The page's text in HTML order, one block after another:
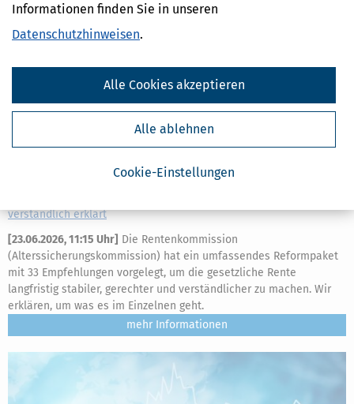
Informationen finden Sie in unseren
Datenschutzhinweisen.
Cookie-Einstellungen
Alle ablehnen
Alle Cookies akzeptieren
verständlich erklärt
[23.06.2026, 11:15 Uhr] Die Rentenkommission
(Alterssicherungskommission) hat ein umfassendes Reformpaket
mit 33 Empfehlungen vorgelegt, um die gesetzliche Rente
langfristig stabiler, gerechter und verständlicher zu machen. Wir
erklären, um was es im Einzelnen geht.
mehr